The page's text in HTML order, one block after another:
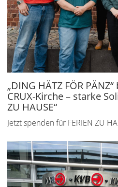
„DING HÄTZ FÖR
CRUX-Kirche – starke
ZU HAUSE“
Jetzt spenden für FERIEN ZU